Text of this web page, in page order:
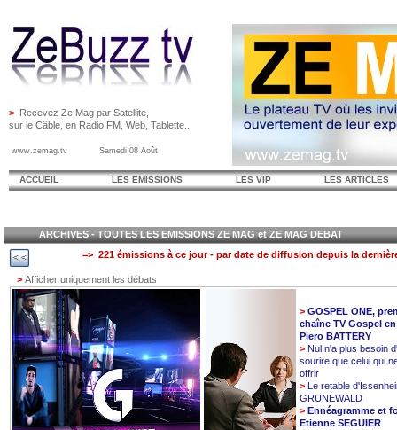
> Recevez Ze Mag par Satellite,
sur le Câble, en Radio FM, Web, Tablette...
www.zemag.tv Samedi 08 Août
ACCUEIL LES EMISSIONS LES VIP LES ARTICLES
ARCHIVES - TOUTES LES EMISSIONS ZE MAG et ZE MAG DEBAT
=> 221 émissions à ce jour - par date de diffusion depuis la
> Afficher uniquement les débats
> GOSPEL ONE,
chaîne TV Gospel
Piero BATTERY
> Nul n'a plus besoin
sourire que celui qui
offrir
> Le retable
GRUNEWALD
> Ennéagramme et
Etienne SEGUIER